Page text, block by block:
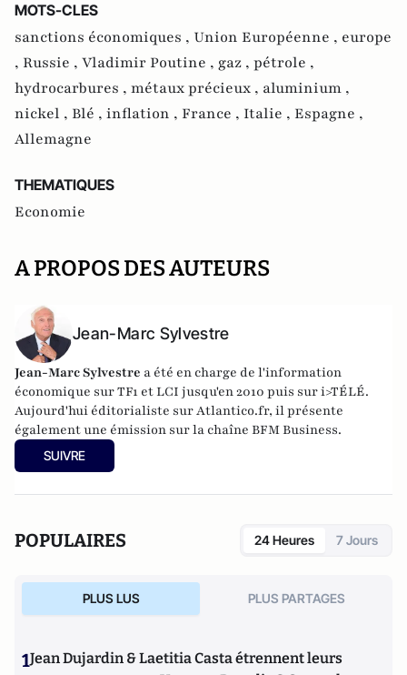
MOTS-CLES
sanctions économiques , Union Européenne , europe
, Russie , Vladimir Poutine , gaz , pétrole ,
hydrocarbures , métaux précieux , aluminium ,
nickel , Blé , inflation , France , Italie , Espagne ,
Allemagne
THEMATIQUES
Economie
A PROPOS DES AUTEURS
Jean-Marc Sylvestre
Jean-Marc Sylvestre a été en charge de l'information
économique sur TF1 et LCI jusqu'en 2010 puis sur i>TÉLÉ.
Aujourd'hui éditorialiste sur Atlantico.fr, il présente
également une émission sur la chaîne BFM Business.
SUIVRE
POPULAIRES 24 Heures 7 Jours
PLUS LUS PLUS PARTAGES
1Jean Dujardin & Laetitia Casta étrennent leurs